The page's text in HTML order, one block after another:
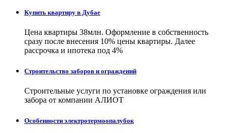
Купить квартиру в Дубае
Цена квартиры 38млн. Оформление в собственность
сразу после внесения 10% цены квартиры. Далее
рассрочка и ипотека под 4%
Строительство заборов и ограждений
Строительные услуги по установке ограждения или
забора от компании АЛИОТ
Особенности электротермоопалубок